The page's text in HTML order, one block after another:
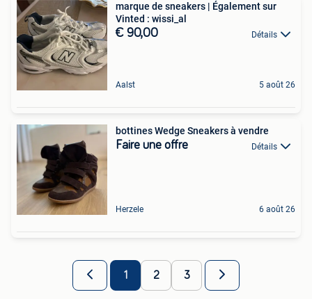
marque de sneakers | Également sur
Vinted : wissi_al
€ 90,00 Détails
Aalst 5 août 26
bottines Wedge Sneakers à vendre
Faire une offre Détails
Herzele 6 août 26
1 2 3